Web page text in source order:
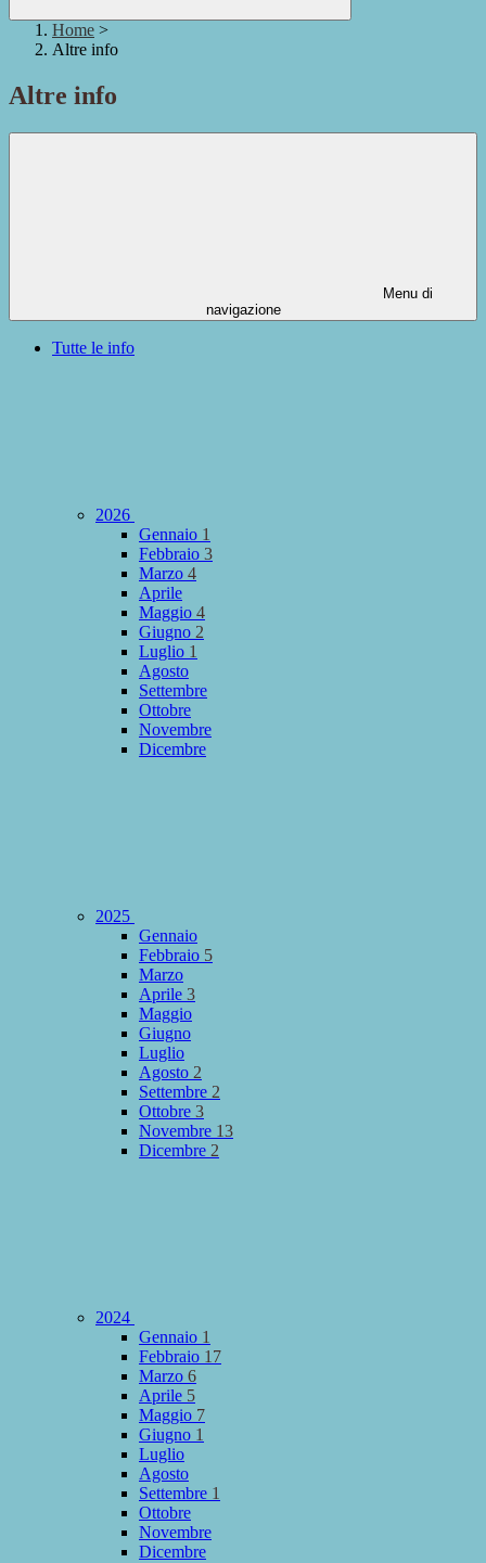
Home >
Altre info
Altre info
Menu di
navigazione
Tutte le info
2026
Gennaio 1
Febbraio 3
Marzo 4
Aprile
Maggio 4
Giugno 2
Luglio 1
Agosto
Settembre
Ottobre
Novembre
Dicembre
2025
Gennaio
Febbraio 5
Marzo
Aprile 3
Maggio
Giugno
Luglio
Agosto 2
Settembre 2
Ottobre 3
Novembre 13
Dicembre 2
2024
Gennaio 1
Febbraio 17
Marzo 6
Aprile 5
Maggio 7
Giugno 1
Luglio
Agosto
Settembre 1
Ottobre
Novembre
Dicembre